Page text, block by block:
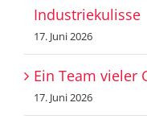
Industriekulisse
17. Juni 2026
Ein Team vieler
17. Juni 2026